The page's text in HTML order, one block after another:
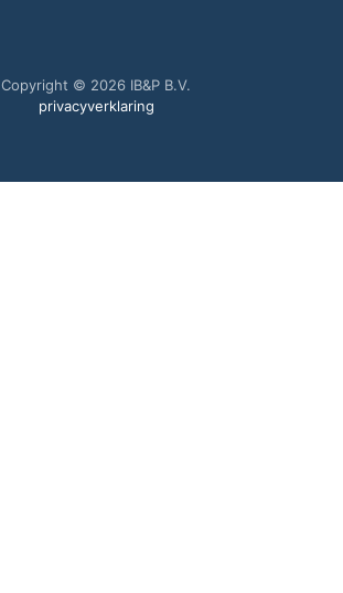
Copyright © 2026 IB&P B.V.
privacyverklaring